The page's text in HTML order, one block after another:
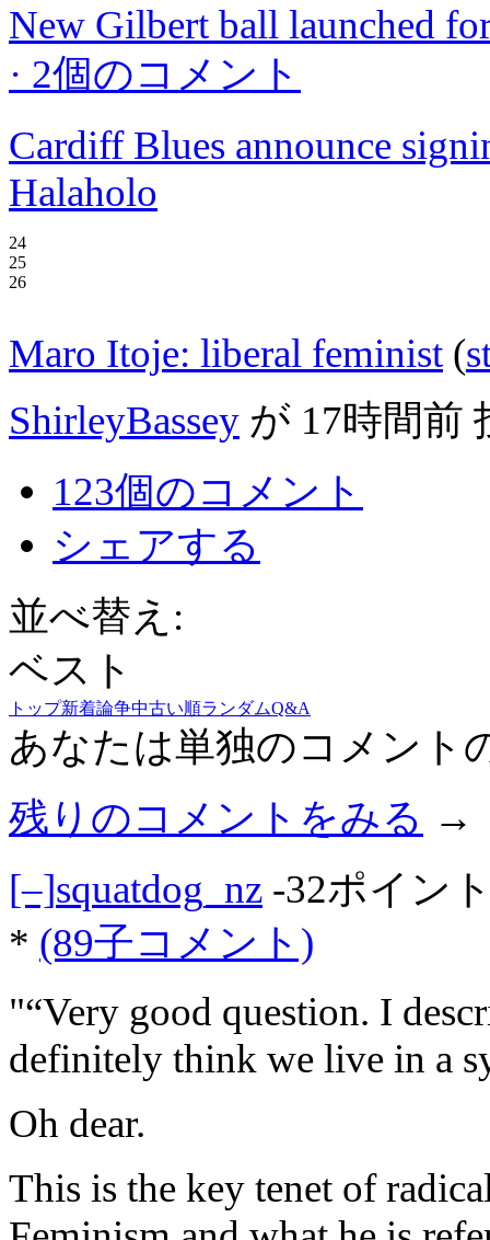
New Gilbert ball launched
· 2個のコメント
Cardiff Blues announce
Halaholo
24
25
26
Maro Itoje: liberal feminist (
ShirleyBassey が 17時間前
123個のコメント
シェアする
並べ替え:
ベスト
トップ新着論争中古い順ランダムQ&A
あなたは単独のコメント
残りのコメントをみる →
[–]squatdog_nz -32ポイン
* (89子コメント)
"“Very good question. I
definitely think we live in a
Oh dear.
This is the key tenet of